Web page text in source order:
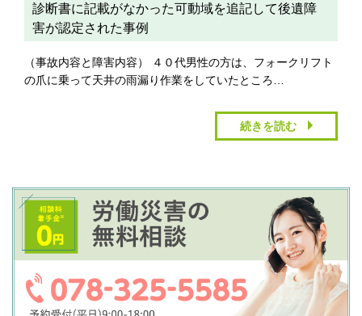
診断書に記載がなかった可動域を追記して後遺障
害が認定された事例
（事故内容と障害内容） ４０代男性の方は、フォークリフト
の爪に乗って天井の雨漏り作業をしていたところ…
続きを読む